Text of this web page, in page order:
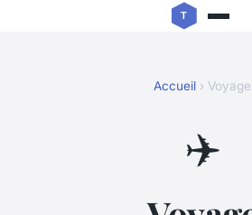
Accueil › Voyage
✈️